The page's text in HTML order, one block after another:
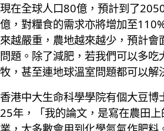
現在全球人口80億，預計到了
億，對糧食的需求亦將增加至
來越嚴重，農地越來越少，預計會
問題。除了減肥，若我們可以多吃
牧，甚至連地球溫室問題都可以解
香港中大生命科學學院有個大豆博
25年，「我的論文，是寫在農田